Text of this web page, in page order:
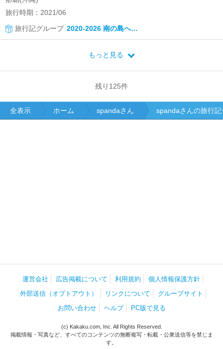
旅行時期：2021/06
旅行記グループ 2020-2026 南の島へ…
もっと見る
残り 125件
全表示 ホーム spandaさん spandaさんの旅行記
運営会社 広告掲載について 利用規約
個人情報保護方針
外部送信（オプトアウト）
リンクについて
グループサイト
お問い合わせ
ヘルプ PC版で見る
(c) Kakaku.com, Inc. All Rights Reserved.
掲載情報・写真など、すべてのコンテンツの無断複写・転載・公衆送信等を禁じま
す。